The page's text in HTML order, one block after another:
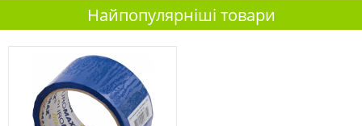
Найпопулярніші товари